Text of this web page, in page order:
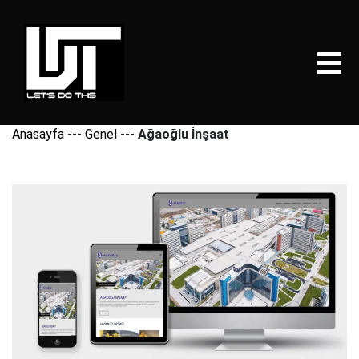
Anasayfa --- Genel --- Ağaoğlu İnşaat